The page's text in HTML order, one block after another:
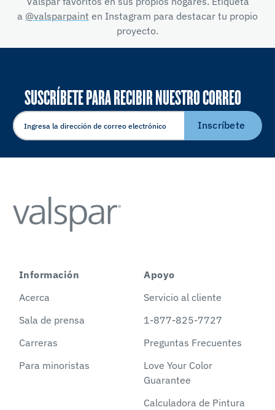
a @valsparpaint en Instagram para destacar tu propio
proyecto.
SUSCRÍBETE PARA RECIBIR NUESTRO CORREO
ELECTRÓNICO
Inscríbete
Información
Acerca
Sala de prensa
Carreras
Para minoristas
Apoyo
Servicio al cliente
1-877-825-7727
Preguntas Frecuentes
Love Your Color
Guarantee
Calculadora de Pintura